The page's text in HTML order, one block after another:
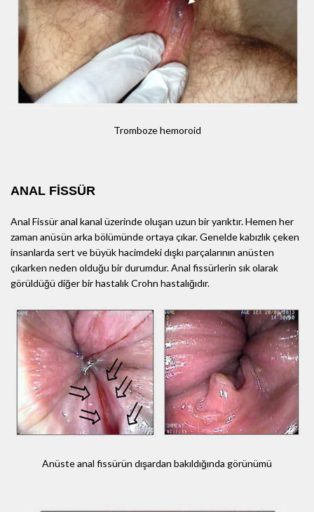
Tromboze hemoroid
ANAL FİSSÜR
Anal Fissür anal kanal üzerinde oluşan uzun bir yarıktır. Hemen her
zaman anüsün arka bölümünde ortaya çıkar. Genelde kabızlık çeken
insanlarda sert ve büyük hacimdeki dışkı parçalarının anüsten
çıkarken neden olduğu bir durumdur. Anal fissürlerin sık olarak
görüldüğü diğer bir hastalık Crohn hastalığıdır.
Anüste anal fissürün dışardan bakıldığında görünümü